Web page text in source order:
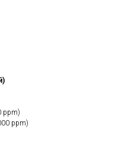
ppm)
ppm)